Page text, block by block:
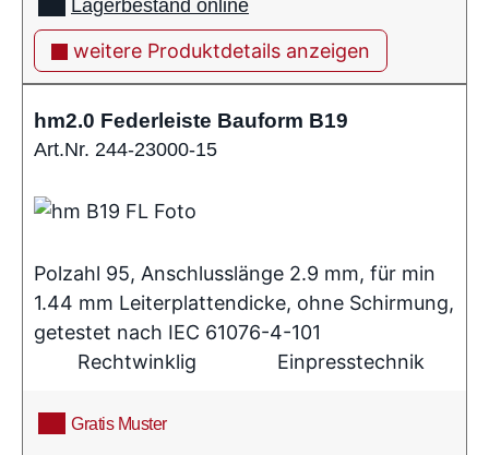
Lagerbestand online
weitere Produktdetails anzeigen
hm2.0 Federleiste Bauform B19
Art.Nr. 244-23000-15
Polzahl 95, Anschlusslänge 2.9 mm, für min
1.44 mm Leiterplattendicke, ohne Schirmung,
getestet nach IEC 61076-4-101
Rechtwinklig
Einpresstechnik
Gratis Muster